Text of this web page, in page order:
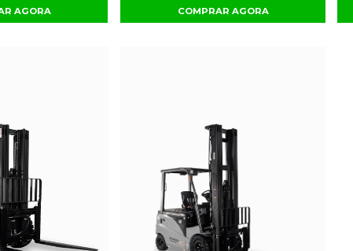
AGORA COMPRAR AGORA